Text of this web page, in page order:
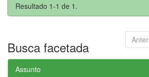
Resultado 1-1 de 1.
Busca facetada
Assunto